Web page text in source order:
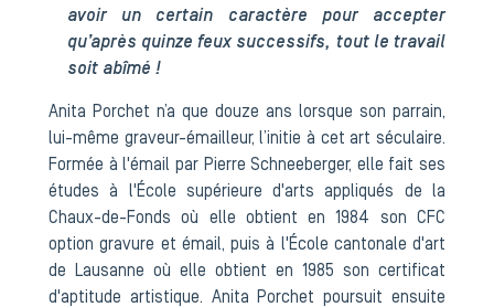
avoir un certain caractère pour accepter
qu’après quinze feux successifs, tout le travail
soit abîmé !
Anita Porchet n’a que douze ans lorsque son parrain,
lui-même graveur-émailleur, l’initie à cet art séculaire.
Formée à l'émail par Pierre Schneeberger, elle fait ses
études à l'École supérieure d'arts appliqués de la
Chaux-de-Fonds où elle obtient en 1984 son CFC
option gravure et émail, puis à l'École cantonale d'art
de Lausanne où elle obtient en 1985 son certificat
d'aptitude artistique. Anita Porchet poursuit ensuite